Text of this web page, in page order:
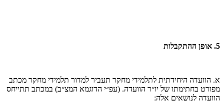
5. אופן ההתקבלות
א. הוועדה היחידתית לתלמידי מחקר תעביר למדור תלמידי מחקר מכתב
מפורט בחתימתו של יו״ר הוועדה. (עפ״י הדוגמא המצ״ב) במכתב תתייחס
הוועדה לנושאים אלה: